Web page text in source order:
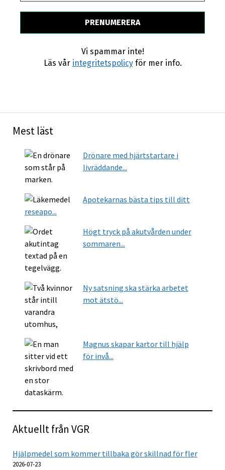
Vi spammar inte!
Läs vår integritetspolicyför mer info.
Mest läst
Drönare med hjärtstartare i
livräddande...
Apotekarnas bästa tips till ditt
reseapo...
Högt tryck på akutvården under
sommaren...
Ny satsning ska stärka arbetet
mot ätstö...
Magnus skapar kartor till hjälp
för invå...
Aktuellt från VGR
Hjälpmedel som kommer tillbaka gör skillnad för fler
2026-07-23